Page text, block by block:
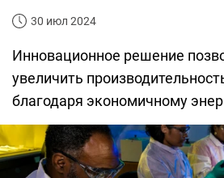
30 июл 2024
Инновационное решение
увеличить
благодаря экономичному